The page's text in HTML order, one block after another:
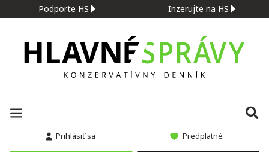
Podporte HS Inzerujte na HS
Prihlásiť sa Predplatné